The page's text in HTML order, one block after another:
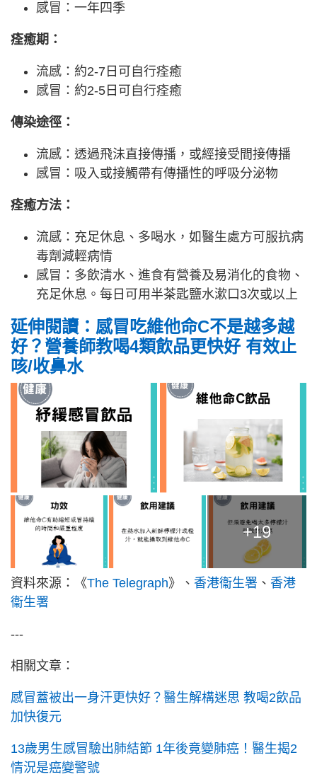
感冒：一年四季
痊癒期：
流感：約2-7日可自行痊癒
感冒：約2-5日可自行痊癒
傳染途徑：
流感：透過飛沬直接傳播，或經接受間接傳播
感冒：吸入或接觸帶有傳播性的呼吸分泌物
痊癒方法：
流感：充足休息、多喝水，如醫生處方可服抗病
毒劑減輕病情
感冒：多飲清水、進食有營養及易消化的食物、
充足休息。每日可用半茶匙鹽水漱口3次或以上
延伸閱讀：感冒吃維他命C不是越多越
好？營養師教喝4類飲品更快好 有效止
咳/收鼻水
+19
資料來源：《The Telegraph》、 香港衞生署 、 香港
衞生署
---
相關文章：
感冒蓋被出一身汗更快好？醫生解構迷思 教喝2飲品
加快復元
13歲男生感冒驗出肺結節 1年後竟變肺癌！醫生揭2
情況是癌變警號